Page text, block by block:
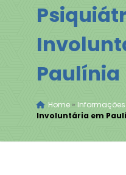
Paulínia
Home» Informações
Involuntária em